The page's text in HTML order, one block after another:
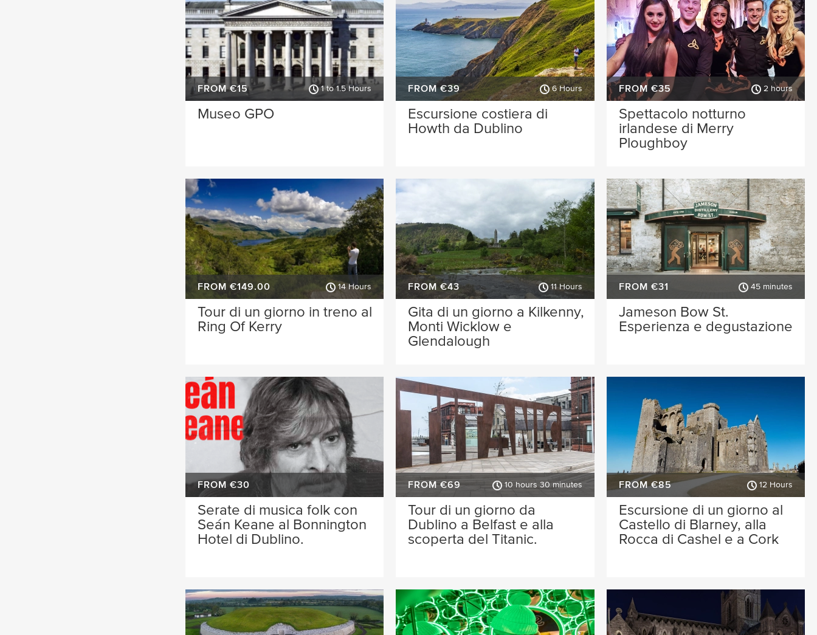
FROM €15 1 to 1.5 Hours
Museo GPO
FROM €39 6 Hours
Escursione costiera di
Howth da Dublino
FROM €35 2 hours
Spettacolo notturno
irlandese di Merry
Ploughboy
FROM €149.00 14 Hours
Tour di un giorno in treno al
Ring Of Kerry
FROM €43 11 Hours
Gita di un giorno a Kilkenny,
Monti Wicklow e
Glendalough
FROM €31 45 minutes
Jameson Bow St.
Esperienza e degustazione
FROM €30
Serate di musica folk con
Seán Keane al Bonnington
Hotel di Dublino.
FROM €69 10 hours 30 minutes
Tour di un giorno da
Dublino a Belfast e alla
scoperta del Titanic.
FROM €85 12 Hours
Escursione di un giorno al
Castello di Blarney, alla
Rocca di Cashel e a Cork